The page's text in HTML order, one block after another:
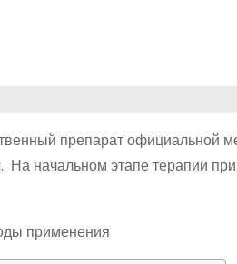
препарат официальной
начальном этапе терапии